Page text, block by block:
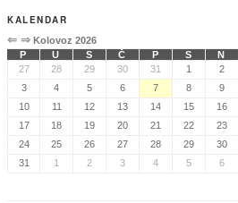
KALENDAR
⇐ ⇒ Kolovoz 2026
P
U S Č P S
N
27
28 29 30 31 1
2
3
4 5 6 7 8
9
10
11 12 13 14 15
16
17
18 19 20 21 22
23
24
25 26 27 28 29
30
31
1 2 3 4 5 6